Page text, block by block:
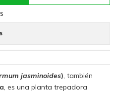
jasminoides) , también
, es una planta trepadora